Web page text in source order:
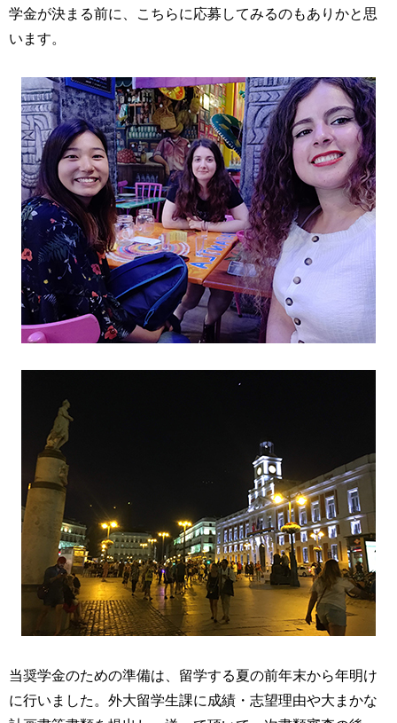
学金が決まる前に、こちらに応募してみるのもありかと思
います。
当奨学金のための準備は、留学する夏の前年末から年明け
に行いました。外大留学生課に成績・志望理由や大まかな